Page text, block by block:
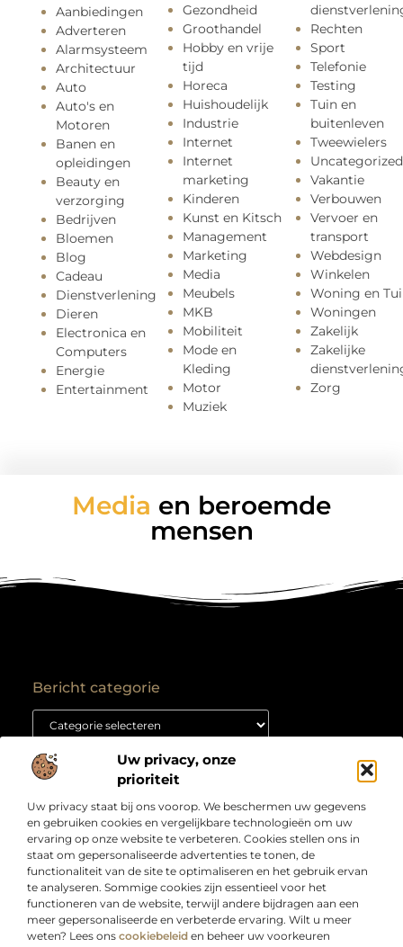
Uw privacy, onze
prioriteit
Uw privacy staat bij ons voorop. We beschermen uw gegevens
en gebruiken cookies en vergelijkbare technologieën om uw
ervaring op onze website te verbeteren. Cookies stellen ons in
staat om gepersonaliseerde advertenties te tonen, de
functionaliteit van de site te optimaliseren en het gebruik ervan
te analyseren. Sommige cookies zijn essentieel voor het
functioneren van de website, terwijl andere bijdragen aan een
meer gepersonaliseerde en verbeterde ervaring. Wilt u meer
weten? Lees ons cookiebeleid en beheer uw voorkeuren
Aanbiedingen
Adverteren
Alarmsysteem
Architectuur
Auto
Auto's en
Motoren
Banen en
opleidingen
Beauty en
verzorging
Bedrijven
Bloemen
Blog
Cadeau
Dienstverlening
Dieren
Electronica en
Computers
Energie
Entertainment
Gezondheid
Groothandel
Hobby en vrije
tijd
Horeca
Huishoudelijk
Industrie
Internet
Internet
marketing
Kinderen
Kunst en Kitsch
Management
Marketing
Media
Meubels
MKB
Mobiliteit
Mode en
Kleding
Motor
Muziek
Rechten
Sport
Telefonie
Testing
Tuin en
buitenleven
Tweewielers
Uncategorized
Vakantie
Verbouwen
Vervoer en
transport
Webdesign
Winkelen
Woning en
Woningen
Zakelijk
Zakelijke
Zorg
Media en beroemde
mensen
Over
Bedrijf
“Jouw bron voor slimme inzichten en creatieve
inspiratie”
Laat je verrassen door artikelen boordevol kennis,
praktische tips en ideeën die je blik verruimen. Welkom
bij Webdesigndirect.nl – waar inhoud en innovatie
samenkomen om jou vooruit te helpen.
Onze informatie
Bericht categorie